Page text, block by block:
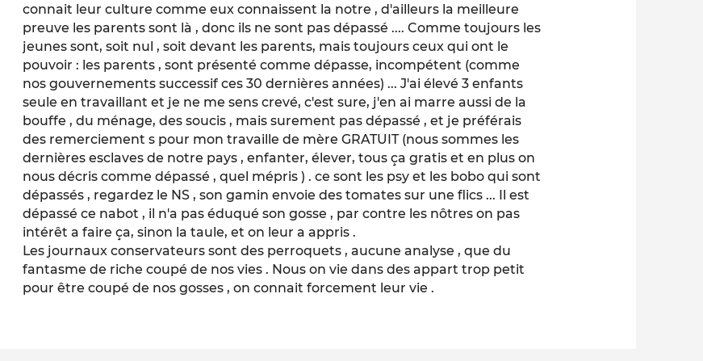
connait leur culture comme eux connaissent la notre , d'ailleurs la meilleure
preuve les parents sont là , donc ils ne sont pas dépassé .... Comme toujours les
jeunes sont, soit nul , soit devant les parents, mais toujours ceux qui ont le
pouvoir : les parents , sont présenté comme dépasse, incompétent (comme
nos gouvernements successif ces 30 dernières années) ... J'ai élevé 3 enfants
seule en travaillant et je ne me sens crevé, c'est sure, j'en ai marre aussi de la
bouffe , du ménage, des soucis , mais surement pas dépassé , et je préférais
des remerciement s pour mon travaille de mère GRATUIT (nous sommes les
dernières esclaves de notre pays , enfanter, élever, tous ça gratis et en plus on
nous décris comme dépassé , quel mépris ) . ce sont les psy et les bobo qui sont
dépassés , regardez le NS , son gamin envoie des tomates sur une flics ... Il est
dépassé ce nabot , il n'a pas éduqué son gosse , par contre les nôtres on pas
intérêt a faire ça, sinon la taule, et on leur a appris .
Les journaux conservateurs sont des perroquets , aucune analyse , que du
fantasme de riche coupé de nos vies . Nous on vie dans des appart trop petit
pour être coupé de nos gosses , on connait forcement leur vie .